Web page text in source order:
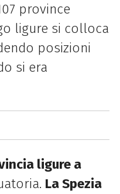
province
ligure si colloca
posizioni
si era
ligure a
La Spezia